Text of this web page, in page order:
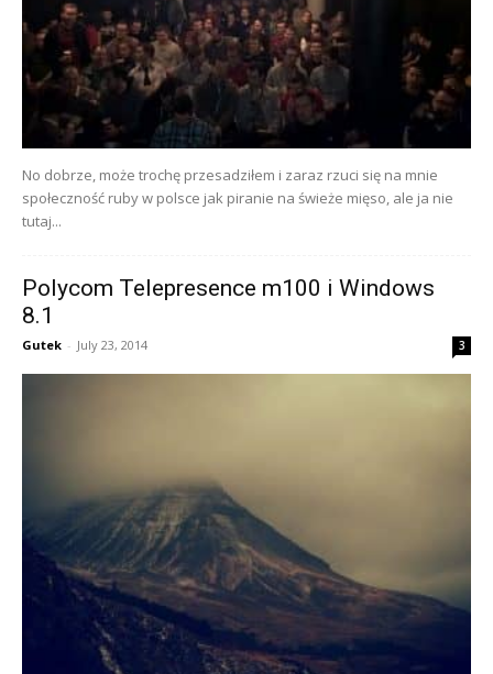
No dobrze, może trochę przesadziłem i zaraz rzuci się na mnie
społeczność ruby w polsce jak piranie na świeże mięso, ale ja nie
tutaj...
Polycom Telepresence m100 i Windows
8.1
Gutek - July 23, 2014 3